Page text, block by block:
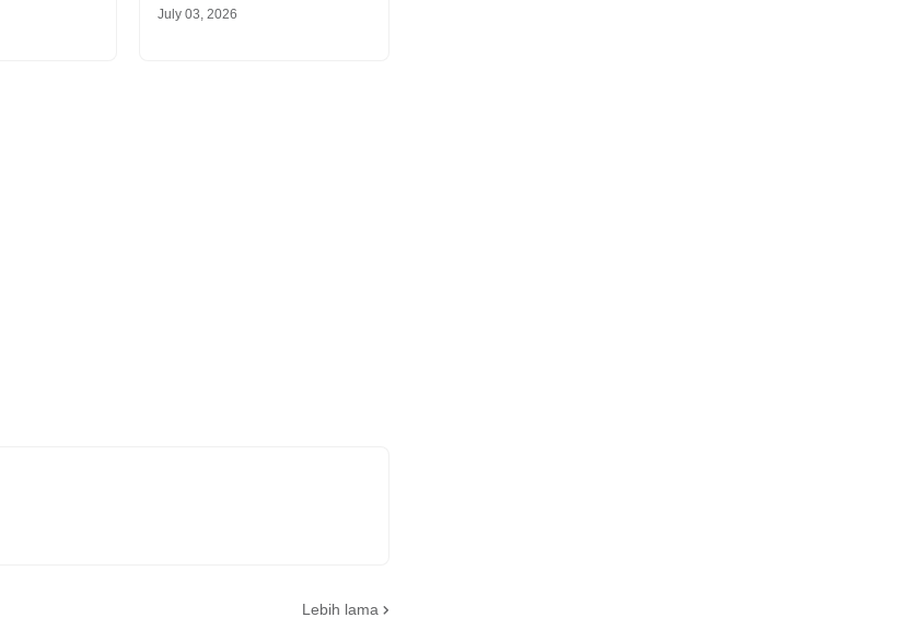
July 03, 2026
Lebih lama